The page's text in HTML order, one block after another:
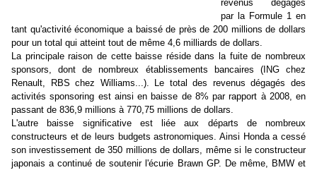
revenus dégagés
par la Formule 1 en
tant qu'activité économique a baissé de près de 200 millions de dollars
pour un total qui atteint tout de même 4,6 milliards de dollars.
La principale raison de cette baisse réside dans la fuite de nombreux
sponsors, dont de nombreux établissements bancaires (ING chez
Renault, RBS chez Williams...). Le total des revenus dégagés des
activités sponsoring est ainsi en baisse de 8% par rapport à 2008, en
passant de 836,9 millions à 770,75 millions de dollars.
L'autre baisse significative est liée aux départs de nombreux
constructeurs et de leurs budgets astronomiques. Ainsi Honda a cessé
son investissement de 350 millions de dollars, même si le constructeur
japonais a continué de soutenir l'écurie Brawn GP. De même, BMW et